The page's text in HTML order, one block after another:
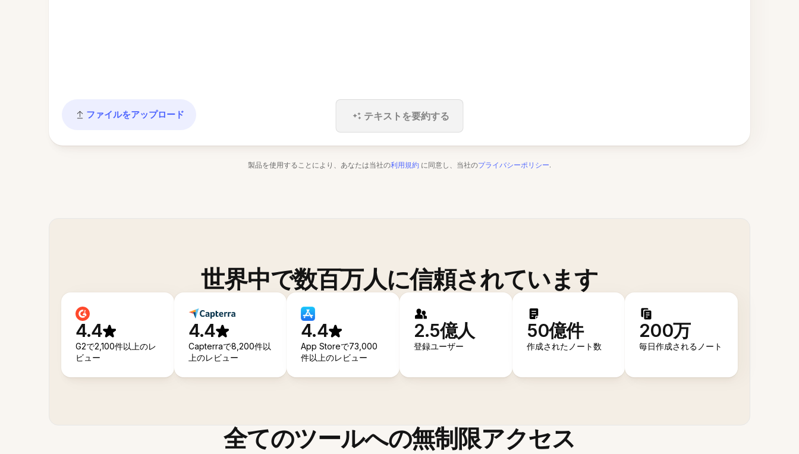
ファイルをアップロード テキストを要約する
製品を使用することにより、あなたは当社の利用規約 に同意し、当社のプライバシーポリシー.
世界中で数百万人に信頼されています
4.4
G2で2,100件以上のレ
ビュー
4.4
Capterraで8,200件以
上のレビュー
4.4
App Storeで73,000
件以上のレビュー
2.5億人
登録ユーザー
50億件
作成されたノート数
200万
毎日作成されるノート
全てのツールへの無制限アクセス